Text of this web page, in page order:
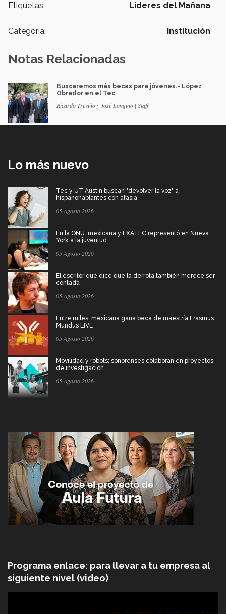
Etiquetas: Líderes del Mañana
Categoría: Institución
Notas Relacionadas
Buscaremos más becas para jóvenes.- López
Obrador en el Tec
Ricardo Treviño y José Longino | Staff
Lo más nuevo
Tec y UT Austin buscan "devolver la voz" a
hispanohablantes con afasia
05 Agosto 2026
En la ONU: mexicana y EXATEC representó en Nueva
York a la juventud
05 Agosto 2026
El escritor que dice que la derrota también merece ser
contada
05 Agosto 2026
Entre miles: mexicana gana beca de maestría Erasmus
Mundus LIVE
05 Agosto 2026
Movilidad y robots: sonorenses colaboran en proyectos
de investigación
05 Agosto 2026
Programa enlace: para llevar a tu empresa al
siguiente nivel (video)